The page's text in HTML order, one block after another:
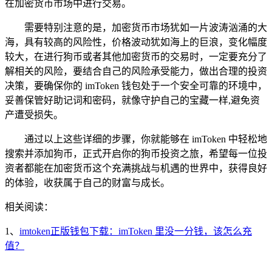
在加密货币市场中进行交易。
需要特别注意的是，加密货币市场犹如一片波涛汹涌的大
海，具有较高的风险性，价格波动犹如海上的巨浪，变化幅度
较大，在进行狗币或者其他加密货币的交易时，一定要充分了
解相关的风险，要结合自己的风险承受能力，做出合理的投资
决策，要确保你的 imToken 钱包处于一个安全可靠的环境中，
妥善保管好助记词和密码，就像守护自己的宝藏一样,避免资
产遭受损失。
通过以上这些详细的步骤，你就能够在 imToken 中轻松地
搜索并添加狗币，正式开启你的狗币投资之旅，希望每一位投
资者都能在加密货币这个充满挑战与机遇的世界中，获得良好
的体验，收获属于自己的财富与成长。
相关阅读：
1、 imtoken正版钱包下载：imToken 里没一分钱，该怎么充
值？